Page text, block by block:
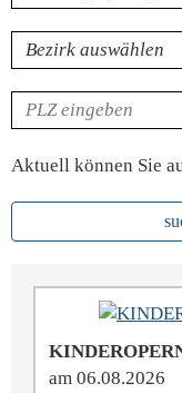
für
Veranstaltungen
Bezirk
PLZ
Aktuell können Sie
am 06.08.2026